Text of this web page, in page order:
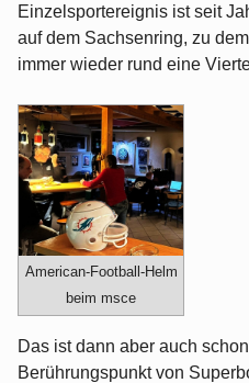
Einzelsportereignis ist seit
auf dem Sachsenring, zu
immer wieder rund eine
American-Football-Helm
beim msce
Das ist dann aber auch
Berührungspunkt von